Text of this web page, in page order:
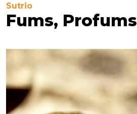
Sutrio
Fums,